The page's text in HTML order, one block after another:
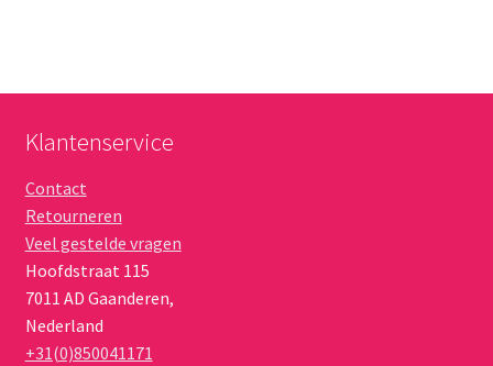
Klantenservice
Contact
Retourneren
Veel gestelde vragen
Hoofdstraat 115
7011 AD Gaanderen,
Nederland
+31(0)850041171